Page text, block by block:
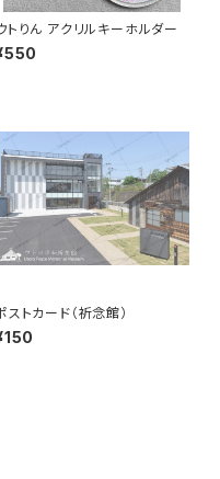
トりん アクリルキーホルダー
ストカード（祈念館）